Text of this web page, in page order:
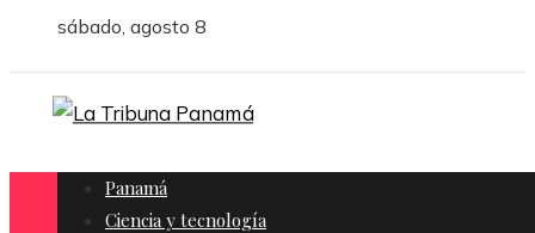
sábado, agosto 8
Panamá
Ciencia y tecnología